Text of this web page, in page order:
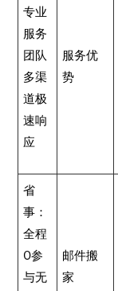
专业
服务
团队
多渠
道极
速响
应
服务优
势
省
事：
全程
0参
与无
邮件搬
家